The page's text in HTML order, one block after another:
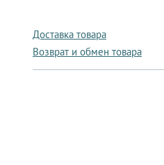
Доставка товара
Возврат и обмен товара